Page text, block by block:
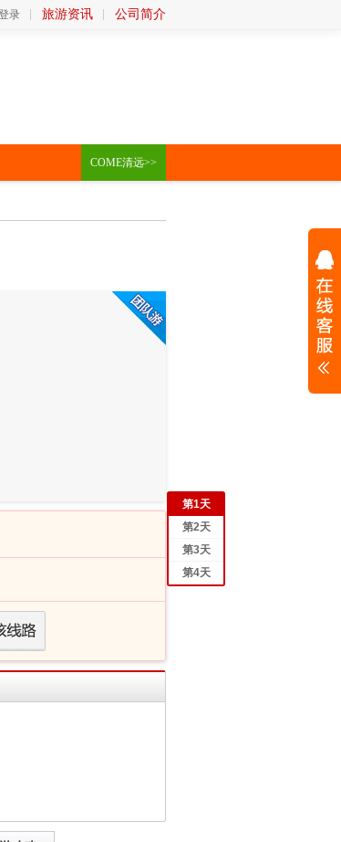
录 旅游资讯 公司简介
COME清远>>
第1天
第2天
第3天
第4天